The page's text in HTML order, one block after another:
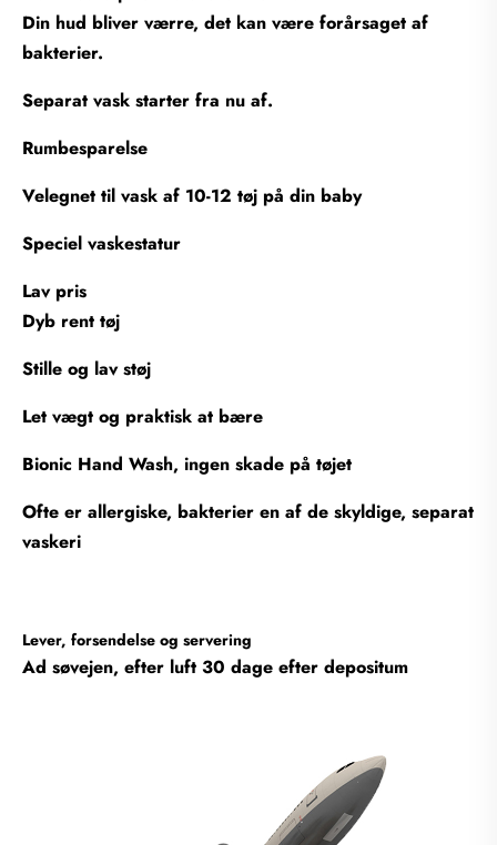
Din hud bliver værre, det kan være forårsaget af
bakterier.
Separat vask starter fra nu af.
Rumbesparelse
Velegnet til vask af 10-12 tøj på din baby
Speciel vaskestatur
Lav pris
Dyb rent tøj
Stille og lav støj
Let vægt og praktisk at bære
Bionic Hand Wash, ingen skade på tøjet
Ofte er allergiske, bakterier en af de skyldige, separat
vaskeri
Lever, forsendelse og servering
Ad søvejen, efter luft 30 dage efter depositum